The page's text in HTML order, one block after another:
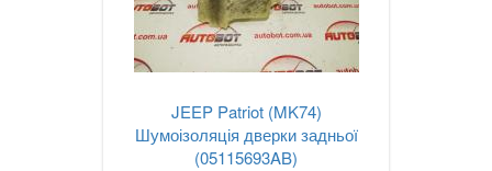
JEEP Patriot (MK74)
Шумоізоляція дверки задньої
(05115693AB)